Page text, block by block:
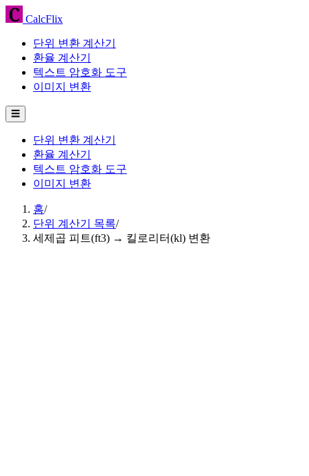
CalcFlix
단위 변환 계산기
환율 계산기
텍스트 암호화 도구
이미지 변환
☰
단위 변환 계산기
환율 계산기
텍스트 암호화 도구
이미지 변환
홈/
단위 계산기 목록/
세제곱 피트(ft3) → 킬로리터(kl) 변환